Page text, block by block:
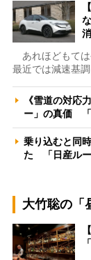
あれほどもては
最近では減速基
《雪道の対応
ー」の真価
乗り込むと同
た 「日産ル
大竹聡の「